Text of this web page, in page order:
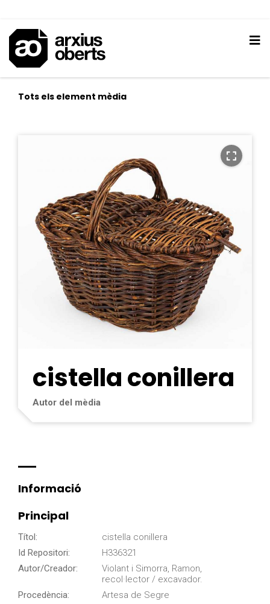
Tots els element mèdia
cistella conillera
Autor del mèdia
Informació
Principal
Títol:
cistella conillera
Id Repositori:
H336321
Autor/Creador:
Violant i Simorra, Ramon,
recol·lector / excavador.
Procedència:
Artesa de Segre